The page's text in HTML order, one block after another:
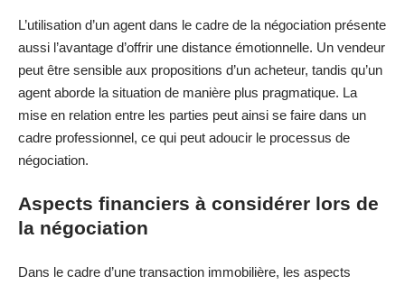
L’utilisation d’un agent dans le cadre de la négociation présente
aussi l’avantage d’offrir une distance émotionnelle. Un vendeur
peut être sensible aux propositions d’un acheteur, tandis qu’un
agent aborde la situation de manière plus pragmatique. La
mise en relation entre les parties peut ainsi se faire dans un
cadre professionnel, ce qui peut adoucir le processus de
négociation.
Aspects financiers à considérer lors de
la négociation
Dans le cadre d’une transaction immobilière, les aspects